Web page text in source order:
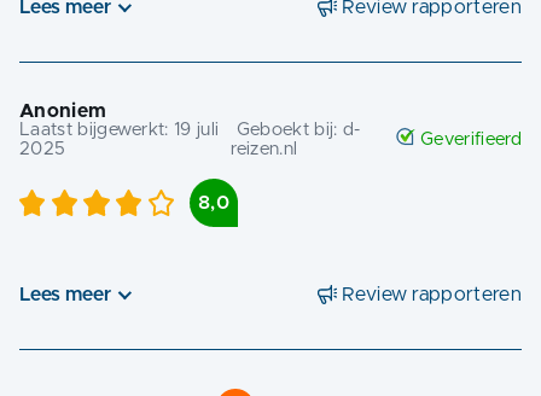
Lees meer Review rapporteren
Anoniem
Laatst bijgewerkt: 19 juli
2025
Geboekt bij: d-
reizen.nl
Geverifieerd
8,0
Lees meer Review rapporteren